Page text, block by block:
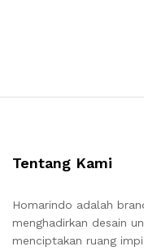
Tentang Kami
Homarindo adalah
menghadirkan desain
menciptakan ruang